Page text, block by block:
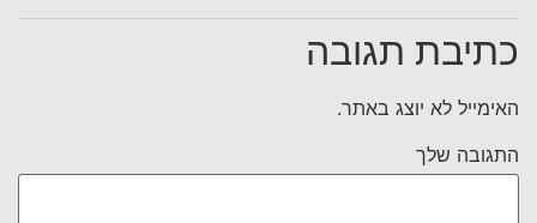
כתיבת תגובה
האימייל לא יוצג באתר.
התגובה שלך